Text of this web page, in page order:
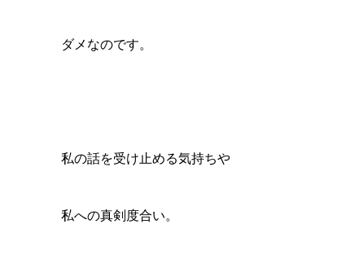
ダメなのです。
私の話を受け止める気持ちや
私への真剣度合い。